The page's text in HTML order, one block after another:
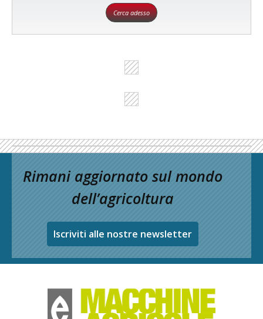
Cerca adesso
Rimani aggiornato sul mondo
dell’agricoltura
Iscriviti alle nostre newsletter